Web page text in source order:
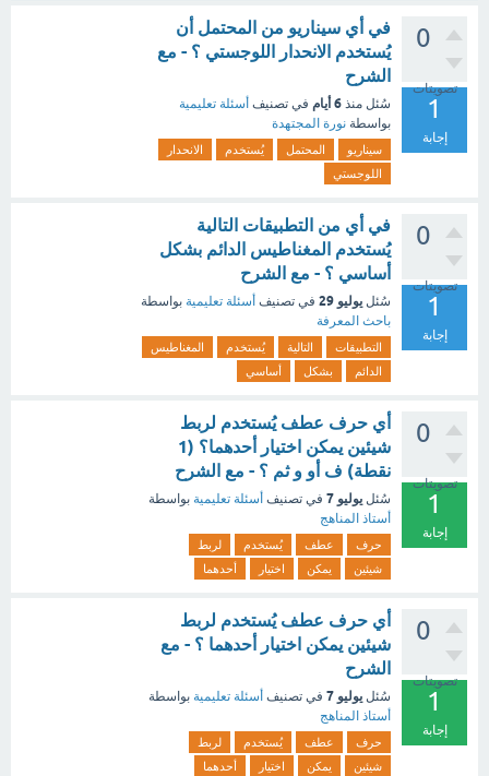
0
تصويتات
1
إجابة
في أي سيناريو من المحتمل أن
يُستخدم الانحدار اللوجستي ؟ - مع
الشرح
سُئل منذ 6 أيام في تصنيف أسئلة تعليمية
بواسطة نورة المجتهدة
سيناريو المحتمل يُستخدم
الانحدار
اللوجستي
0
تصويتات
1
إجابة
في أي من التطبيقات التالية
يُستخدم المغناطيس الدائم بشكل
أساسي ؟ - مع الشرح
سُئل يوليو 29 في تصنيف أسئلة تعليمية بواسطة
باحث المعرفة
التطبيقات التالية يُستخدم
المغناطيس
الدائم
بشكل أساسي
0
تصويتات
1
إجابة
أي حرف عطف يُستخدم لربط
شيئين يمكن اختيار أحدهما؟ (1
نقطة) ف أو و ثم ؟ - مع الشرح
سُئل يوليو 7 في تصنيف أسئلة تعليمية بواسطة
أستاذ المناهج
حرف عطف يُستخدم
لربط
شيئين
يمكن اختيار أحدهما
0
تصويتات
1
إجابة
أي حرف عطف يُستخدم لربط
شيئين يمكن اختيار أحدهما ؟ - مع
الشرح
سُئل يوليو 7 في تصنيف أسئلة تعليمية بواسطة
أستاذ المناهج
حرف عطف يُستخدم
لربط
شيئين
يمكن اختيار أحدهما